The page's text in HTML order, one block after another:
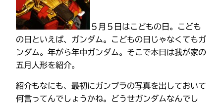
５月５日はこどもの日。こども
の日といえば、ガンダム。こどもの日じゃなくてもガ
ンダム。年がら年中ガンダム。そこで本日は我が家の
五月人形を紹介。
紹介もなにも、最初にガンプラの写真を出しておいて
何言ってんでしょうかね。どうせガンダムなんでし